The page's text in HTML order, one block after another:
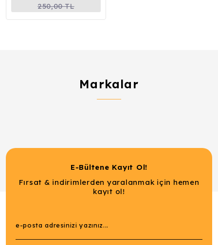
250,00 TL
Markalar
E-Bültene Kayıt Ol!
Fırsat & indirimlerden yaralanmak için hemen
kayıt ol!